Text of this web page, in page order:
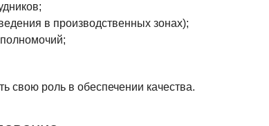
в производственных зонах);
свою роль в обеспечении качества.